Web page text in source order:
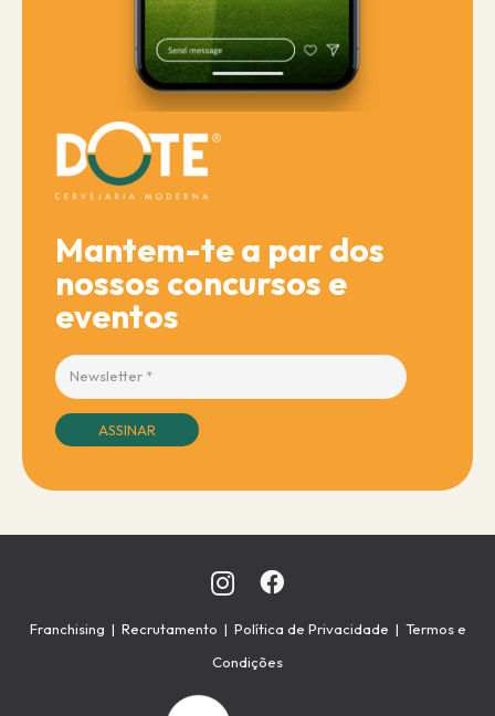
Mantem-te a par dos
nossos concursos e
eventos
ASSINAR
Franchising | Recrutamento | Política de Privacidade | Termos e
Condições